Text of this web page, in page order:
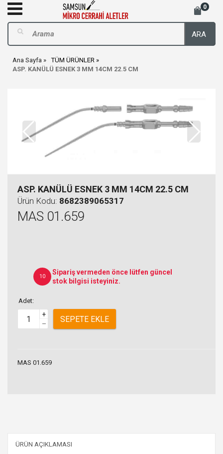
0
ARA
Ana Sayfa
TÜM ÜRÜNLER
ASP. KANÜLÜ ESNEK 3 MM 14CM 22.5 CM
ASP. KANÜLÜ ESNEK 3 MM 14CM 22.5 CM
Ürün Kodu: 8682389065317
MAS 01.659
10
Sipariş vermeden önce lütfen güncel
stok bilgisi isteyiniz.
Adet:
+
–
SEPETE EKLE
MAS 01.659
ÜRÜN AÇIKLAMASI